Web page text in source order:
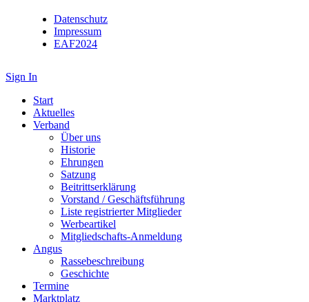
Datenschutz
Impressum
EAF2024
Sign In
Start
Aktuelles
Verband
Über uns
Historie
Ehrungen
Satzung
Beitrittserklärung
Vorstand / Geschäftsführung
Liste registrierter Mitglieder
Werbeartikel
Mitgliedschafts-Anmeldung
Angus
Rassebeschreibung
Geschichte
Termine
Marktplatz